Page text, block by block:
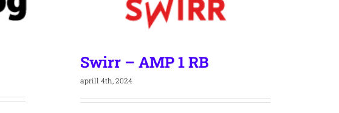
Swirr – AMP 1 RB
aprill 4th, 2024